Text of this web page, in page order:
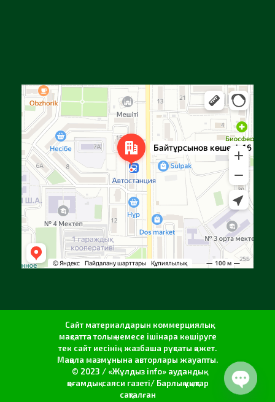
Яндекс Карталар — көлік, навигация, орындарды іздеу
Сайт материалдарын коммерциялық
мақсатта толық немесе ішінара көшіруге
тек сайт иесінің жазбаша рұқсаты қажет.
Мақала мазмұнына авторлары жауапты.
© 2023 / «Жұлдыз info» аудандық
қоғамдық-саяси газеті/ Барлық құқықтар
сақталған